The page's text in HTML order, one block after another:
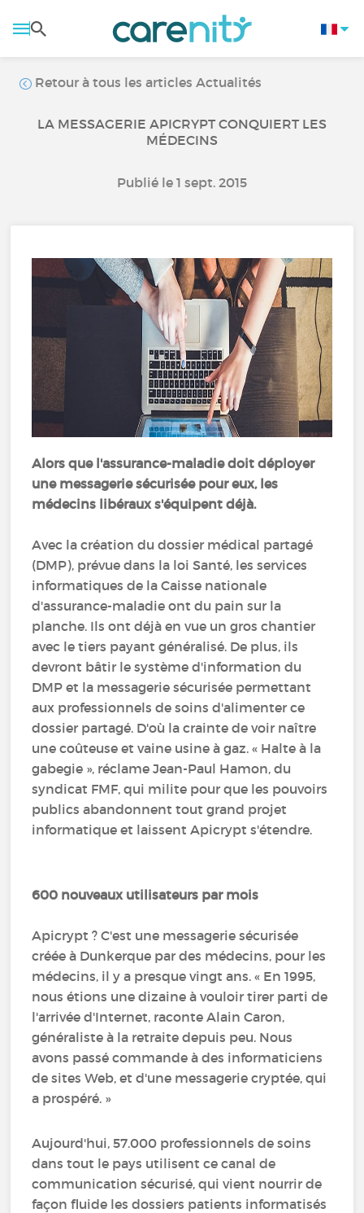
Retour à tous les articles Actualités
LA MESSAGERIE APICRYPT CONQUIERT LES
MÉDECINS
Publié le 1 sept. 2015
Alors que l'assurance-maladie doit déployer
une messagerie sécurisée pour eux, les
médecins libéraux s'équipent déjà.
Avec la création du dossier médical partagé
(DMP), prévue dans la loi Santé, les services
informatiques de la Caisse nationale
d'assurance-maladie ont du pain sur la
planche. Ils ont déjà en vue un gros chantier
avec le tiers payant généralisé. De plus, ils
devront bâtir le système d'information du
DMP et la messagerie sécurisée permettant
aux professionnels de soins d'alimenter ce
dossier partagé. D'où la crainte de voir naître
une coûteuse et vaine usine à gaz. « Halte à la
gabegie », réclame Jean-Paul Hamon, du
syndicat FMF, qui milite pour que les pouvoirs
publics abandonnent tout grand projet
informatique et laissent Apicrypt s'étendre.
600 nouveaux utilisateurs par mois
Apicrypt ? C'est une messagerie sécurisée
créée à Dunkerque par des médecins, pour les
médecins, il y a presque vingt ans. « En 1995,
nous étions une dizaine à vouloir tirer parti de
l'arrivée d'Internet, raconte Alain Caron,
généraliste à la retraite depuis peu. Nous
avons passé commande à des informaticiens
de sites Web, et d'une messagerie cryptée, qui
a prospéré. »
Aujourd'hui, 57.000 professionnels de soins
dans tout le pays utilisent ce canal de
communication sécurisé, qui vient nourrir de
façon fluide les dossiers patients informatisés